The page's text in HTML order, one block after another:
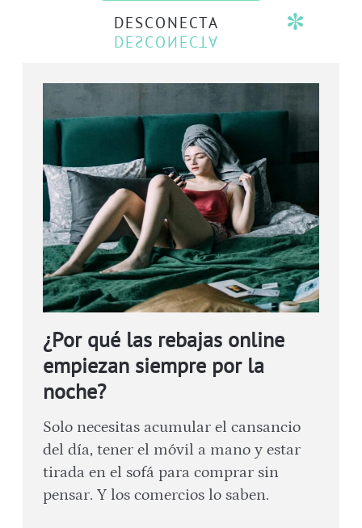
DESCONECTA
¿Por qué las rebajas online
empiezan siempre por la
noche?
Solo necesitas acumular el cansancio
del día, tener el móvil a mano y estar
tirada en el sofá para comprar sin
pensar. Y los comercios lo saben.